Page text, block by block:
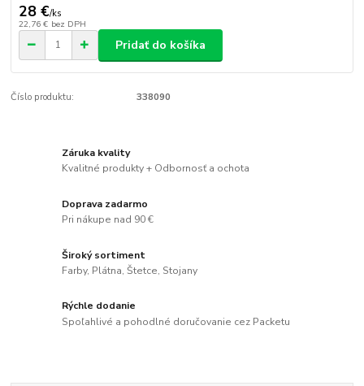
28 €/ks
22,76 € bez DPH
Pridať do košíka
Číslo produktu: 338090
Záruka kvality
Kvalitné produkty + Odbornosť a ochota
Doprava zadarmo
Pri nákupe nad 90 €
Široký sortiment
Farby, Plátna, Štetce, Stojany
Rýchle dodanie
Spoľahlivé a pohodlné doručovanie cez Packetu